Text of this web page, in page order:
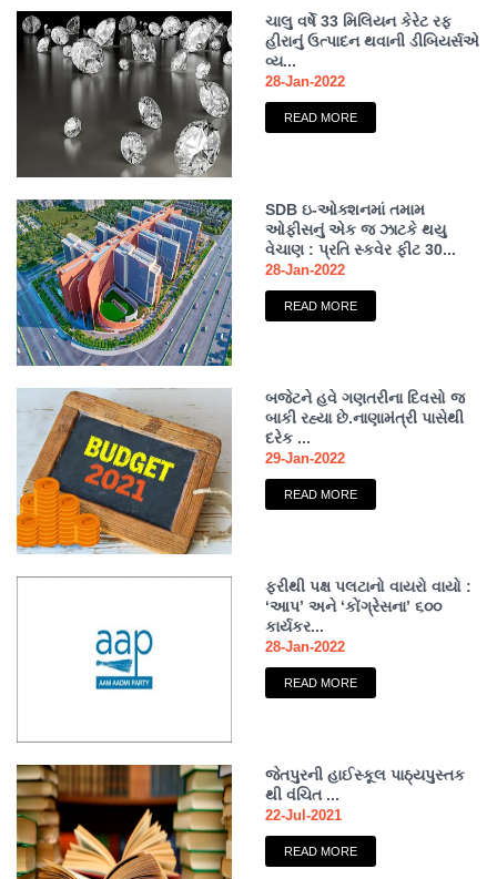
ચાલુ વર્ષે 33 મિલિયન કેરેટ રફ
હીરાનું ઉત્પાદન થવાની ડીબિયર્સએ
વ્ય...
28-Jan-2022
READ MORE
SDB ઇ-ઓક્શનમાં તમામ
ઓફીસનું એક જ ઝાટકે થયુ
વેચાણ : પ્રતિ સ્કવેર ફીટ 30...
28-Jan-2022
READ MORE
બજેટને હવે ગણતરીના દિવસો જ
બાકી રહ્યા છે.નાણામંત્રી પાસેથી
દરેક ...
29-Jan-2022
READ MORE
ફરીથી પક્ષ પલટાનો વાયરો વાયો :
‘આપ’ અને ‘કોંગ્રેસના’ ૬૦૦
કાર્યકર...
28-Jan-2022
READ MORE
જેતપુરની હાઈસ્કૂલ પાઠ્યપુસ્તક
થી વંચિત ...
22-Jul-2021
READ MORE